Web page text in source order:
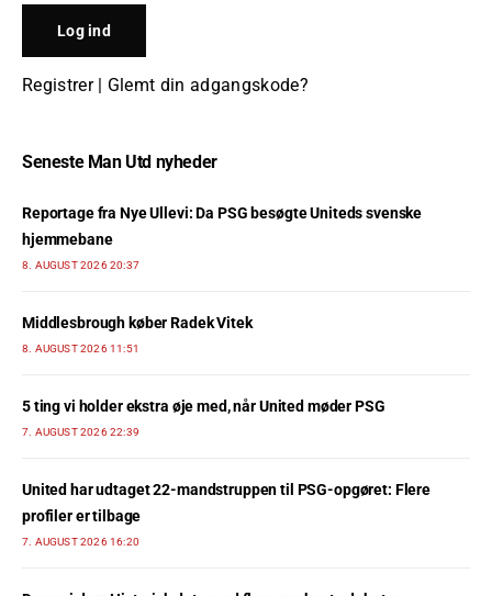
Registrer| Glemt din adgangskode?
Seneste Man Utd nyheder
Reportage fra Nye Ullevi: Da PSG besøgte Uniteds svenske
hjemmebane
8. AUGUST 2026 20:37
Middlesbrough køber Radek Vitek
8. AUGUST 2026 11:51
5 ting vi holder ekstra øje med, når United møder PSG
7. AUGUST 2026 22:39
United har udtaget 22-mandstruppen til PSG-opgøret: Flere
profiler er tilbage
7. AUGUST 2026 16:20